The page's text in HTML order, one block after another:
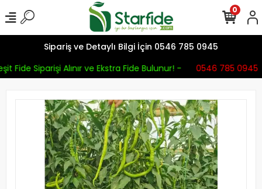
Sipariş ve Detaylı Bilgi İçin 0546 785 0945
Fide Siparişi Alınır ve Ekstra Fide Bulunur! -
0546 785 0945
0